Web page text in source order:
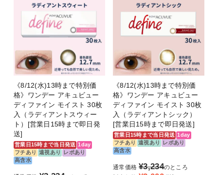
《8/12(水)13時まで特別価
格》ワンデー アキュビュー
ディファイン モイスト 30枚
入（ラディアントスウィー
ト）[営業日15時まで即日発
送]
営業日15時まで当日発送 1day
フチあり 遠視あり
レポあり
高含水
《8/12(水)13時まで特別価
格》ワンデー アキュビュー
ディファイン モイスト 30枚
入（ラディアントシック）
[営業日15時まで即日発送]
営業日15時まで当日発送 1day
フチあり 遠視あり
レポあり
高含水
通常価格 ¥3,234のところ